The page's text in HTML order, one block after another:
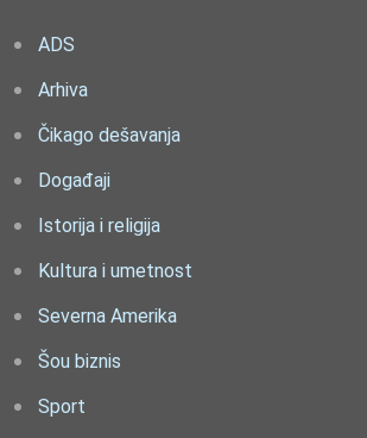
ADS
Arhiva
Čikago dešavanja
Događaji
Istorija i religija
Kultura i umetnost
Severna Amerika
Šou biznis
Sport